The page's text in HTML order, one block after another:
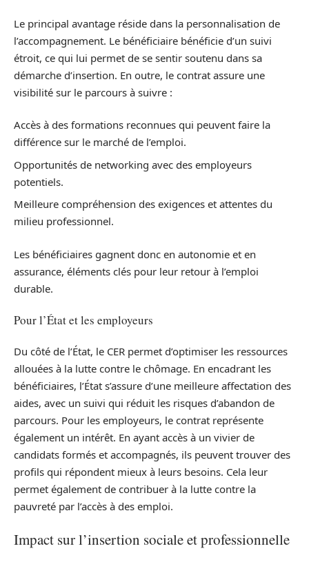
Le principal avantage réside dans la personnalisation de
l’accompagnement. Le bénéficiaire bénéficie d’un suivi
étroit, ce qui lui permet de se sentir soutenu dans sa
démarche d’insertion. En outre, le contrat assure une
visibilité sur le parcours à suivre :
Accès à des formations reconnues qui peuvent faire la
différence sur le marché de l’emploi.
Opportunités de networking avec des employeurs
potentiels.
Meilleure compréhension des exigences et attentes du
milieu professionnel.
Les bénéficiaires gagnent donc en autonomie et en
assurance, éléments clés pour leur retour à l’emploi
durable.
Pour l’État et les employeurs
Du côté de l’État, le CER permet d’optimiser les ressources
allouées à la lutte contre le chômage. En encadrant les
bénéficiaires, l’État s’assure d’une meilleure affectation des
aides, avec un suivi qui réduit les risques d’abandon de
parcours. Pour les employeurs, le contrat représente
également un intérêt. En ayant accès à un vivier de
candidats formés et accompagnés, ils peuvent trouver des
profils qui répondent mieux à leurs besoins. Cela leur
permet également de contribuer à la lutte contre la
pauvreté par l’accès à des emploi.
Impact sur l’insertion sociale et professionnelle